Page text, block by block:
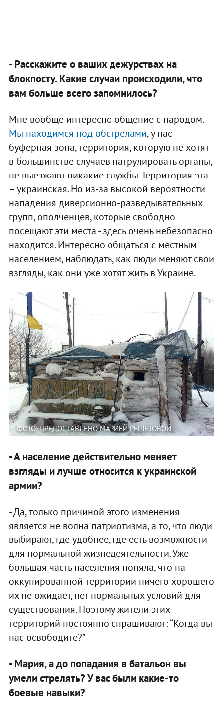
- Расскажите о ваших дежурствах на
блокпосту. Какие случаи происходили, что
вам больше всего запомнилось?
Мне вообще интересно общение с народом.
Мы находимся под обстрелами, у нас
буферная зона, территория, которую не хотят
в большинстве случаев патрулировать органы,
не выезжают никакие службы. Территория эта
– украинская. Но из-за высокой вероятности
нападения диверсионно-разведывательных
групп, ополченцев, которые свободно
посещают эти места - здесь очень небезопасно
находится. Интересно общаться с местным
населением, наблюдать, как люди меняют свои
взгляды, как они уже хотят жить в Украине.
ФОТО: ПРЕДОСТАВЛЕНО МАРИЕЙ РЕШЕТОВОЙ
- А население действительно меняет
взгляды и лучше относится к украинской
армии?
- Да, только причиной этого изменения
является не волна патриотизма, а то, что люди
выбирают, где удобнее, где есть возможности
для нормальной жизнедеятельности. Уже
большая часть населения поняла, что на
оккупированной территории ничего хорошего
их не ожидает, нет нормальных условий для
существования. Поэтому жители этих
территорий постоянно спрашивают: “Когда вы
нас освободите?”
- Мария, а до попадания в батальон вы
умели стрелять? У вас были какие-то
боевые навыки?